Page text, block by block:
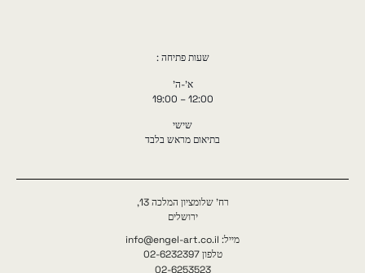
שעות פתיחה :
א'-ה'
12:00 – 19:00
שישי
בתיאום מראש בלבד
רח' שלומציון המלכה 13,
ירושלים
מייל: info@engel-art.co.il
טלפון 02-6232397
02-6253523